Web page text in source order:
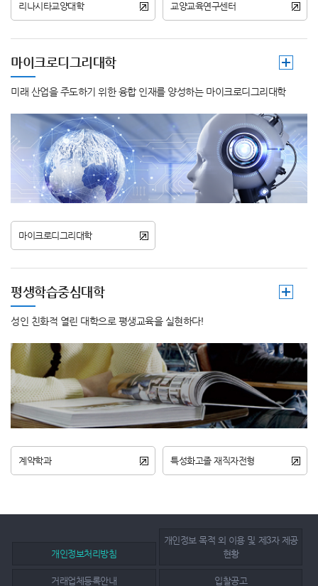
리나시타교양대학 교양교육연구센터
마이크로디그리대학
미래 산업을 주도하기 위한 융합 인재를 양성하는 마이크로디그리대학
마이크로디그리대학
평생학습중심대학
성인 친화적 열린 대학으로 평생교육을 실현하다!
계약학과 특성화고졸 재직자전형
개인정보처리방침
개인정보 목적 외 이용 및 제3자 제공
현황
거래업체등록안내 입찰공고